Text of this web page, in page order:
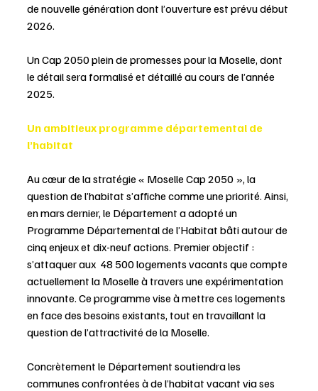
de nouvelle génération dont l’ouverture est prévu début
2026.
Un Cap 2050 plein de promesses pour la Moselle, dont
le détail sera formalisé et détaillé au cours de l’année
2025.
Un ambitieux programme départemental de
l’habitat
Au cœur de la stratégie « Moselle Cap 2050 », la
question de l’habitat s’affiche comme une priorité. Ainsi,
en mars dernier, le Département a adopté un
Programme Départemental de l’Habitat bâti autour de
cinq enjeux et dix-neuf actions. Premier objectif :
s’attaquer aux  48 500 logements vacants que compte
actuellement la Moselle à travers une expérimentation
innovante. Ce programme vise à mettre ces logements
en face des besoins existants, tout en travaillant la
question de l’attractivité de la Moselle.
Concrètement le Département soutiendra les
communes confrontées à de l’habitat vacant via ses